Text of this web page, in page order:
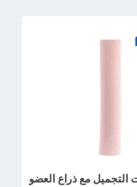
مع ذراع العضو